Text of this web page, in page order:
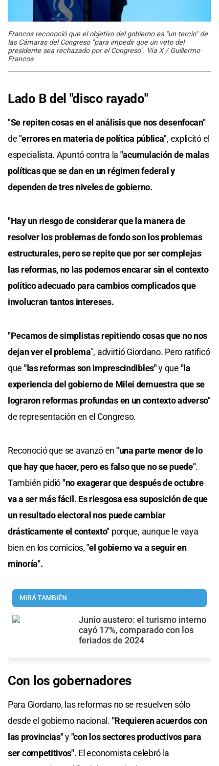
Francos reconoció que el objetivo del gobierno es "un tercio" de
las Cámaras del Congreso "para impedir que un veto del
presidente sea rechazado por el Congreso". Vía X / Guillermo
Francos
Lado B del "disco rayado"
"Se repiten cosas en el análisis que nos desenfocan"
de"errores en materia de política pública", explicitó el
especialista. Apuntó contra la "acumulación de malas
políticas que se dan en un régimen federal y
dependen de tres niveles de gobierno.
"Hay un riesgo de considerar que la manera de
resolver los problemas de fondo son los problemas
estructurales, pero se repite que por ser complejas
las reformas, no las podemos encarar sin el contexto
político adecuado para cambios complicados que
involucran tantos intereses.
"Pecamos de simplistas repitiendo cosas que no nos
dejan ver el problema", advirtió Giordano. Pero ratificó
que "las reformas son imprescindibles"y que "la
experiencia del gobierno de Milei demuestra que se
lograron reformas profundas en un contexto adverso"
de representación en el Congreso.
Reconoció que se avanzó en "una parte menor de lo
que hay que hacer, pero es falso que no se puede".
También pidió"no exagerar que después de octubre
va a ser más fácil. Es riesgosa esa suposición de que
un resultado electoral nos puede cambiar
drásticamente el contexto" porque, aunque le vaya
bien en los comicios,"el gobierno va a seguir en
minoría".
MIRÁ TAMBIÉN
Junio austero: el turismo interno
cayó 17%, comparado con los
feriados de 2024
Con los gobernadores
Para Giordano, las reformas no se resuelven sólo
desde el gobierno nacional. "Requieren acuerdos con
las provincias"y"con los sectores productivos para
ser competitivos". El economista celebró la